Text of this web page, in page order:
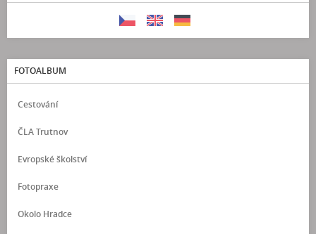
FOTOALBUM
Cestování
ČLA Trutnov
Evropské školství
Fotopraxe
Okolo Hradce